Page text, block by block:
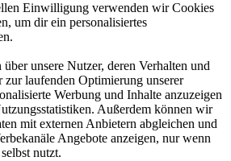
Einwilligung verwenden wir Cookies
um dir ein personalisiertes
unsere Nutzer, deren Verhalten und
zur laufenden Optimierung unserer
Werbung und Inhalte anzuzeigen
Außerdem können wir
mit externen Anbietern abgleichen und
Angebote anzeigen, nur wenn
nutzt.